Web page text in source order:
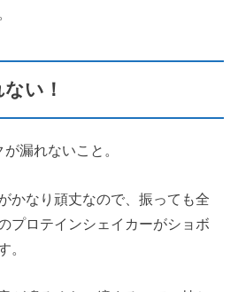
い！
漏れないこと。
かなり頑丈なので、振っても全
プロテインシェイカーがショボ
。